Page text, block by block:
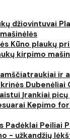
džiovintuvai
Kūno plaukų
kirpimo
ir
Dubenėliai
Įrankiai picų
Kepimo
Padėklai Peiliai
- užkandžių